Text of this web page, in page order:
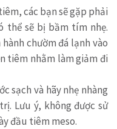
các bạn sẽ gặp phải
thể sẽ bị bầm tím nhẹ.
chườm đá lạnh vào
tiêm nhằm làm giảm đi
sạch và hãy nhẹ nhàng
Lưu ý, không được sử
đầu tiêm meso.